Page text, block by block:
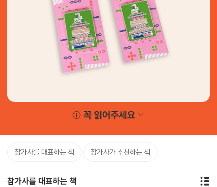
꼭 읽어주세요
참가사를 대표하는 책 참가사가 추천하는 책
참가사를 대표하는 책